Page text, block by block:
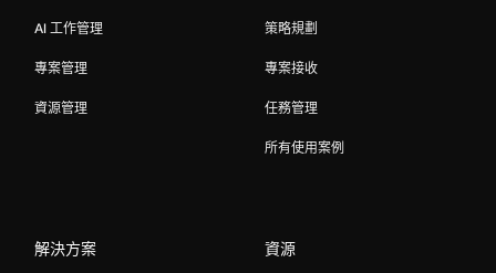
AI 工作管理
專案管理
資源管理
策略規劃
專案接收
任務管理
所有使用案例
解決方案 資源